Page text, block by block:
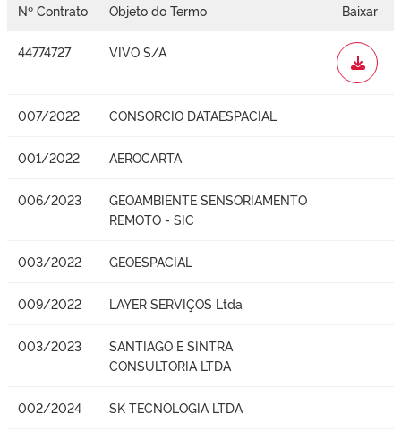
Nº Contrato Objeto do Termo Baixar
44774727 VIVO S/A
WORD
007/2022 CONSORCIO DATAESPACIAL
001/2022 AEROCARTA
006/2023
GEOAMBIENTE SENSORIAMENTO
REMOTO - SIC
003/2022 GEOESPACIAL
009/2022 LAYER SERVIÇOS Ltda
003/2023
SANTIAGO E SINTRA
CONSULTORIA LTDA
002/2024 SK TECNOLOGIA LTDA